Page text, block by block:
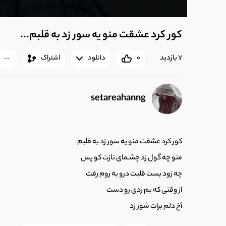
کور کرد عشقت منو یه سور زد به قلبم...
0 دانلود اشتراک 7 بازدید
setareahanng
کور کرد عشقت منو یه سور زد به قلبم
منو چه گول زد چشـمای نازت کو پس
چه زود بست قلبت درو به روم رفت
از وقتی که بم زدی رو دست
آخ دلم برات شور زد